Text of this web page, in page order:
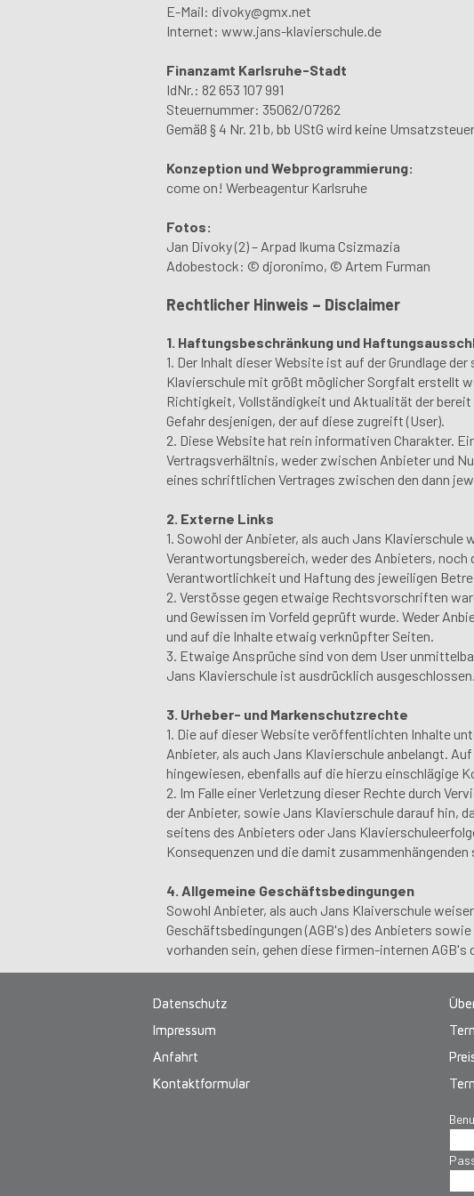
E-Mail: divoky@gmx.net
Internet: www.jans-klavierschule.de
Finanzamt Karlsruhe-Stadt
IdNr.: 82 653 107 991
Steuernummer: 35062/07262
Gemäß § 4 Nr. 21 b, bb UStG wird keine
Konzeption und Webprogrammierung:
come on! Werbeagentur Karlsruhe
Fotos:
Jan Divoky (2) – Arpad Ikuma Csizmazia
Adobestock: © djoronimo, © Artem Furman
Rechtlicher Hinweis – Disclaimer
1. Haftungsbeschränkung und
1. Der Inhalt dieser Website ist auf der Grundlage
Klavierschule mit größt möglicher Sorgfalt erstellt
Richtigkeit, Vollständigkeit und Aktualität der
Gefahr desjenigen, der auf diese zugreift (User).
2. Diese Website hat rein informativen Charakter.
Vertragsverhältnis, weder zwischen Anbieter und
eines schriftlichen Vertrages zwischen den dann
2. Externe Links
1. Sowohl der Anbieter, als auch Jans
Verantwortungsbereich, weder des Anbieters,
Verantwortlichkeit und Haftung des jeweiligen
2. Verstösse gegen etwaige Rechtsvorschriften
und Gewissen im Vorfeld geprüft wurde. Weder
und auf die Inhalte etwaig verknüpfter Seiten.
3. Etwaige Ansprüche sind von dem User
Jans Klavierschule ist ausdrücklich ausgeschlossen.
3. Urheber- und Markenschutzrechte
1. Die auf dieser Website veröffentlichten Inhalte
Anbieter, als auch Jans Klavierschule anbelangt.
hingewiesen, ebenfalls auf die hierzu einschlägige
2. Im Falle einer Verletzung dieser Rechte durch
der Anbieter, sowie Jans Klavierschule darauf hin,
seitens des Anbieters oder Jans
Konsequenzen und die damit
4. Allgemeine Geschäftsbedingungen
Sowohl Anbieter, als auch Jans Klaiverschule
Geschäftsbedingungen (AGB's) des Anbieters
vorhanden sein, gehen diese firmen-internen
Datenschutz
Impressum
Anfahrt
Kontaktformular